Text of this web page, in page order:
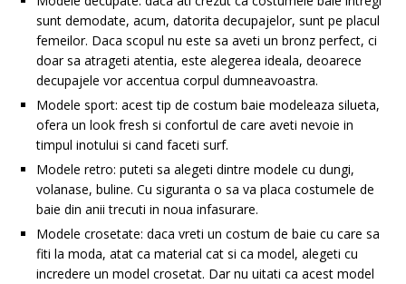
sunt demodate, acum, datorita decupajelor, sunt pe placul
femeilor. Daca scopul nu este sa aveti un bronz perfect, ci
doar sa atrageti atentia, este alegerea ideala, deoarece
decupajele vor accentua corpul dumneavoastra.
Modele sport: acest tip de costum baie modeleaza silueta,
ofera un look fresh si confortul de care aveti nevoie in
timpul inotului si cand faceti surf.
Modele retro: puteti sa alegeti dintre modele cu dungi,
volanase, buline. Cu siguranta o sa va placa costumele de
baie din anii trecuti in noua infasurare.
Modele crosetate: daca vreti un costum de baie cu care sa
fiti la moda, atat ca material cat si ca model, alegeti cu
incredere un model crosetat. Dar nu uitati ca acest model